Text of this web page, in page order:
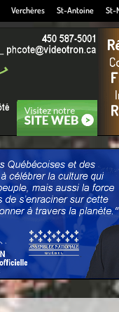
Verchères St-Antoine St-